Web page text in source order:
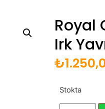
Royal
Irk
₺
Stokta